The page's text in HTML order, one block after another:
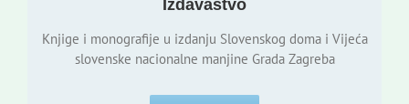
Izdavaštvo
Knjige i monografije u izdanju Slovenskog doma i Vijeća
slovenske nacionalne manjine Grada Zagreba